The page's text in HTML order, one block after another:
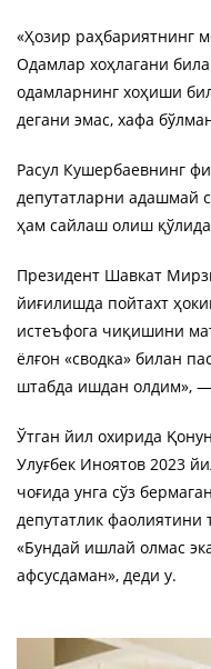
«Ҳозир раҳбариятнинг
Одамлар хоҳлагани
одамларнинг хоҳиши
дегани эмас, хафа
Расул Кушербаевнинг
депутатларни адашмай
ҳам сайлаш олиш
Президент Шавкат
йиғилишда пойтахт
истеъфога чиқишини
ёлғон «сводка» билан
штабда ишдан олдим»,
Ўтган йил охирида
Улуғбек Иноятов 2023
чоғида унга сўз
депутатлик фаолиятини
«Бундай ишлай олмас
афсусдаман», деди у.